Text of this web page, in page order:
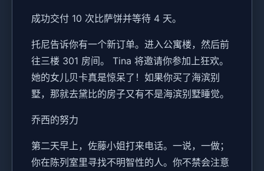
成功交付 10 次比萨饼并等待 4 天。
托尼告诉你有一个新订单。进入公寓楼，然后前
往三楼 301 房间。 Tina 将邀请你参加上狂欢。
她的女儿贝卡真是惊呆了！如果你买了海滨别
墅，那就去黛比的房子又有不是海滨别墅睡觉。
乔西的努力
第二天早上，佐藤小姐打来电话。一说，一做；
你在陈列室里寻找不明智性的人。你不禁会注意